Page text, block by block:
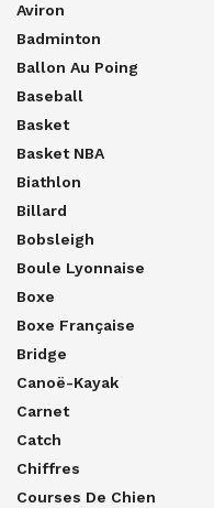
Aviron
Badminton
Ballon Au Poing
Baseball
Basket
Basket NBA
Biathlon
Billard
Bobsleigh
Boule Lyonnaise
Boxe
Boxe Française
Bridge
Canoë-Kayak
Carnet
Catch
Chiffres
Courses De Chien